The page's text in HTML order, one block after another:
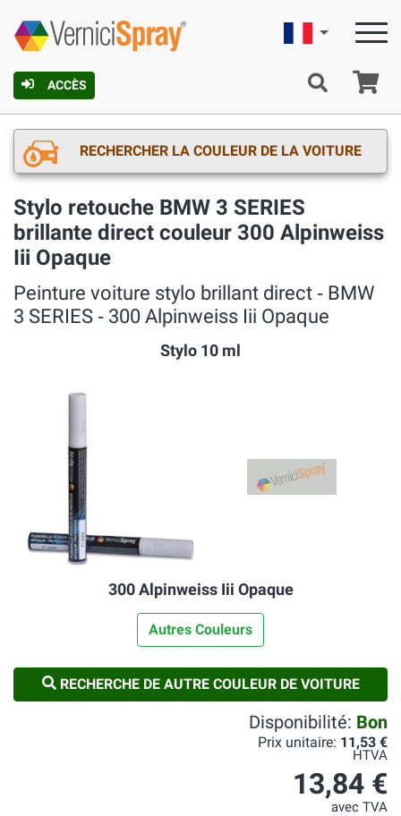
ACCÈS
Française
RECHERCHER LA COULEUR DE LA VOITURE
Stylo retouche BMW 3 SERIES
brillante direct couleur 300 Alpinweiss
Iii Opaque
Peinture voiture stylo brillant direct ‐ BMW
3 SERIES ‐ 300 Alpinweiss Iii Opaque
Stylo 10 ml
300 Alpinweiss Iii Opaque
Autres Couleurs
RECHERCHE DE AUTRE COULEUR DE VOITURE
Disponibilité: Bon
Prix unitaire: 11,53 €
HTVA
13,84 €
avec TVA